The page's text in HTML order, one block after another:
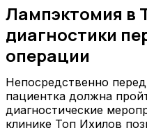
Лампэктомия в
диагностики
операции
Непосредственно
пациентка должна
диагностические
клинике Топ Ихилов